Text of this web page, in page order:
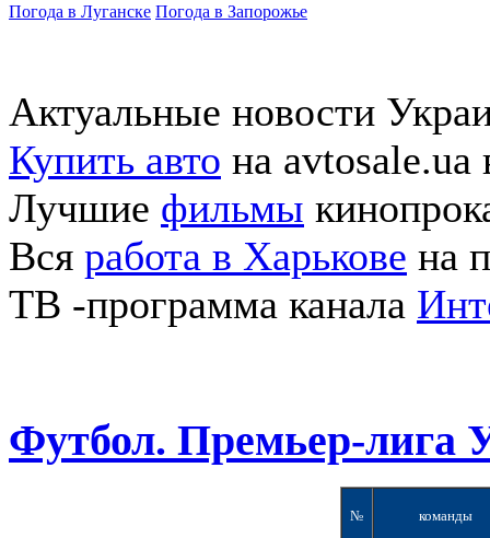
Погода в Луганске Погода в Запорожье
Актуальные новости
Купить авто на avtosale.ua
Лучшие фильмы
Вся работа в Харькове на
ТВ -программа канала
Футбол. Премьер-лига
№ команды